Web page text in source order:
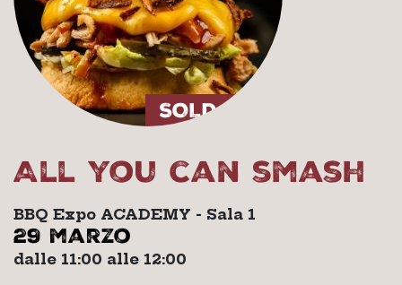
All you can smash
BBQ Expo ACADEMY - Sala 1
29 marzo
dalle 11:00 alle 12:00